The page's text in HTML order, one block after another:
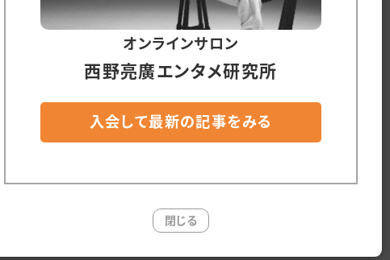
は「ミス」とかそういったレベルではなくて、「“興行”がで
チームになっていない（戦える身体になっていない）」とい
ベルだったので、今回は止めて大正解。
規模の興行を成り立たせるのに必要なのは、「仲良しこよ
う人を集めないと（土台をキチンと作らないと）、出演者
客さんや作品を必ず痛めつけてしまいます。
な未来は誰も望んでいません。
オンラインサロン
西野亮廣エンタメ研究所
入会して最新の記事をみる
閉じる